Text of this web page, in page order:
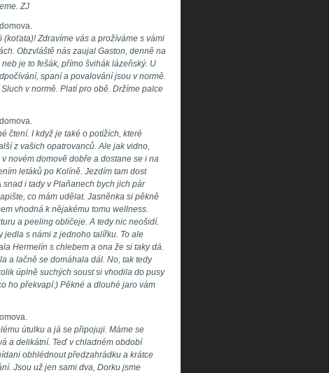
ZJ
Zdravíme vás a prožíváme s vámi
Obzvláště nás zaujal Gaston, denně na
je to fešák, přímo švihák lázeňský. U
spaní a povalování jsou v normě.
v normě. Platí pro obě. Držíme palce
čtení. I když je také o potížích, které
z vašich opatrovanců. Ale jak vidno,
novém domově dobře a dostane se i na
letáků po Kolíně. Jezdím tam dost
i tady v Plaňanech bych jich pár
co mám udělat. Jasněnka si pěkně
vhodná k nějakému tomu wellness.
a peeling obličeje. A tedy nic neošidí.
jedla s námi z jednoho talířku. To ale
Hermelín s chlebem a ona že si taky dá.
a lačně se domáhala dál. No, tak tedy
úplně suchých soust si vhodila do pusy
ho překvapí:) Pěkné a dlouhé jaro vám
útulku a já se připojuji. Máme se
a delikátní. Teď v chladném období
obhlédnout předzahrádku a krátce
Jsou už jen sami dva, Dorku jsme